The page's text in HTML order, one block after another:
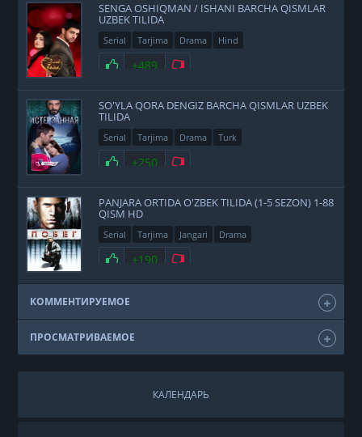
SENGA OSHIQMAN / ISHANI BARCHA QISMLAR
UZBEK TILIDA
Serial Tarjima Drama Hind
+489
SO'YLA QORA DENGIZ BARCHA QISMLAR UZBEK
TILIDA
Serial Tarjima Drama Turk
+250
PANJARA ORTIDA O'ZBEK TILIDA (1-5 SEZON) 1-88
QISM HD
Serial Tarjima Jangari Drama
+190
КОММЕНТИРУЕМОЕ
ПРОСМАТРИВАЕМОЕ
КАЛЕНДАРЬ